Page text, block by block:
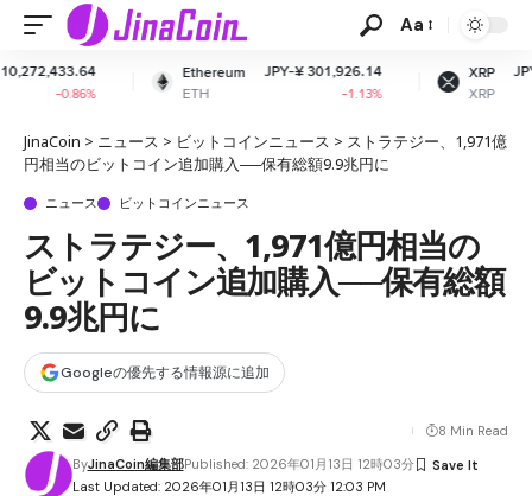
Aa
Ethereum
ETH
JPY-¥ 301,926.14
XRP
XRP
JPY-¥ 162.90
-1.39%
JinaCoin > ニュース > ビットコインニュース > ストラテジー、1,971億
円相当のビットコイン追加購入──保有総額9.9兆円に
ニュース ビットコインニュース
ストラテジー、1,971億円相当の
ビットコイン追加購入──保有総額
9.9兆円に
Googleの優先する情報源に追加
Last Updated: 2026年01月13日 12時03分 12:03 PM
ByJinaCoin編集部Published: 2026年01月13日 12時03分
8 Min Read